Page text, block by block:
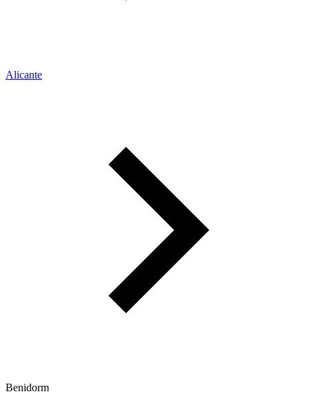
Alicante
Benidorm